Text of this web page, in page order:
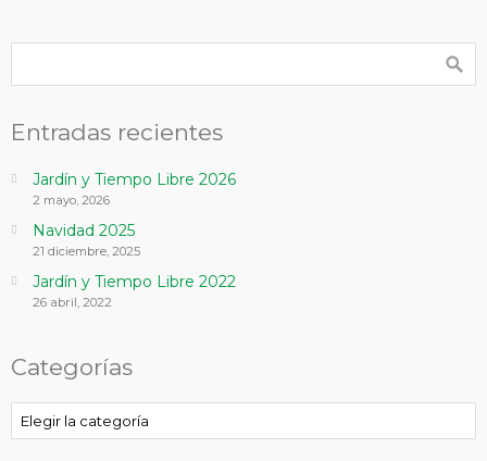
Entradas recientes
Jardín y Tiempo Libre 2026
2 mayo, 2026
Navidad 2025
21 diciembre, 2025
Jardín y Tiempo Libre 2022
26 abril, 2022
Categorías
Categorías